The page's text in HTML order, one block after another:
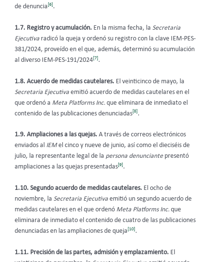
de denuncia[6].
1.7. Registro y acumulación. En la misma fecha, la Secretaria
Ejecutiva radicó la queja y ordenó su registro con la clave IEM-PES-
381/2024, proveído en el que, además, determinó su acumulación
al diverso IEM-PES-191/2024[7].
1.8. Acuerdo de medidas cautelares. El veinticinco de mayo, la
Secretaria Ejecutiva emitió acuerdo de medidas cautelares en el
que ordenó a Meta Platforms Inc. que eliminara de inmediato el
contenido de las publicaciones denunciadas [8] .
1.9. Ampliaciones a las quejas. A través de correos electrónicos
enviados al IEMel cinco y nueve de junio, así como el dieciséis de
julio, la representante legal de la persona denunciantepresentó
ampliaciones a las quejas presentadas[9].
1.10. Segundo acuerdo de medidas cautelares. El ocho de
noviembre, la Secretaria Ejecutiva emitió un segundo acuerdo de
medidas cautelares en el que ordenó Meta Platforms Inc. que
eliminara de inmediato el contenido de cuatro de las publicaciones
denunciadas en las ampliaciones de queja[10].
1.11. Precisión de las partes, admisión y emplazamiento. El